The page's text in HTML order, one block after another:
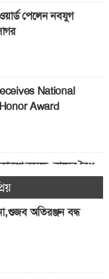
পেলেন নবযুগ
National
Award
কমছে বাসের বৈধ
সংখ্যা কমেছে ৭.৭%
অতিরঞ্জন বন্ধ